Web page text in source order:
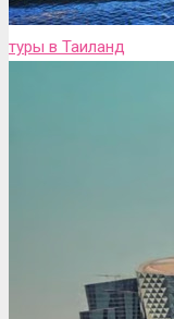
туры в Таиланд